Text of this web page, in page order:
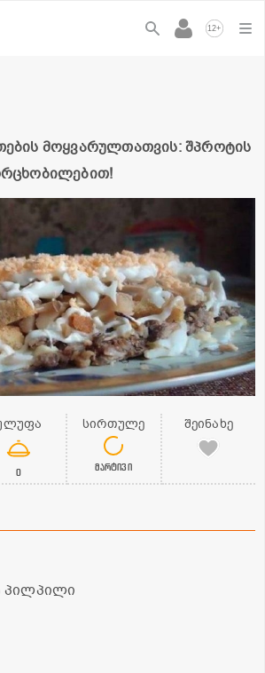
12+
მოყვარულთათვის: შპროტის
0
სირთულე
მარტივი
შეინახე
პილპილი